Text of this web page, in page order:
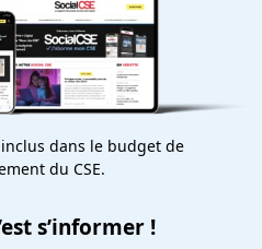
dans le budget de
du CSE.
s’informer !